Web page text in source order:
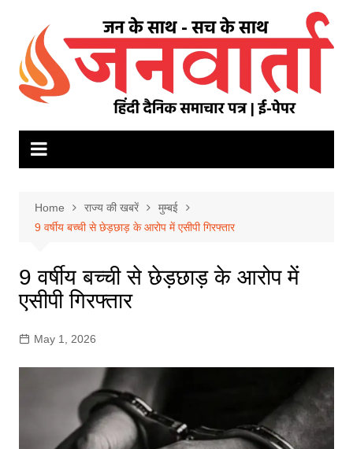
content
Home राज्य की खबरें
मुम्बई
9 वर्षीय बच्ची से छेड़छाड़ के आरोप में एसीपी गिरफ्तार
9 वर्षीय बच्ची से छेड़छाड़ के आरोप में
एसीपी गिरफ्तार
May 1, 2026